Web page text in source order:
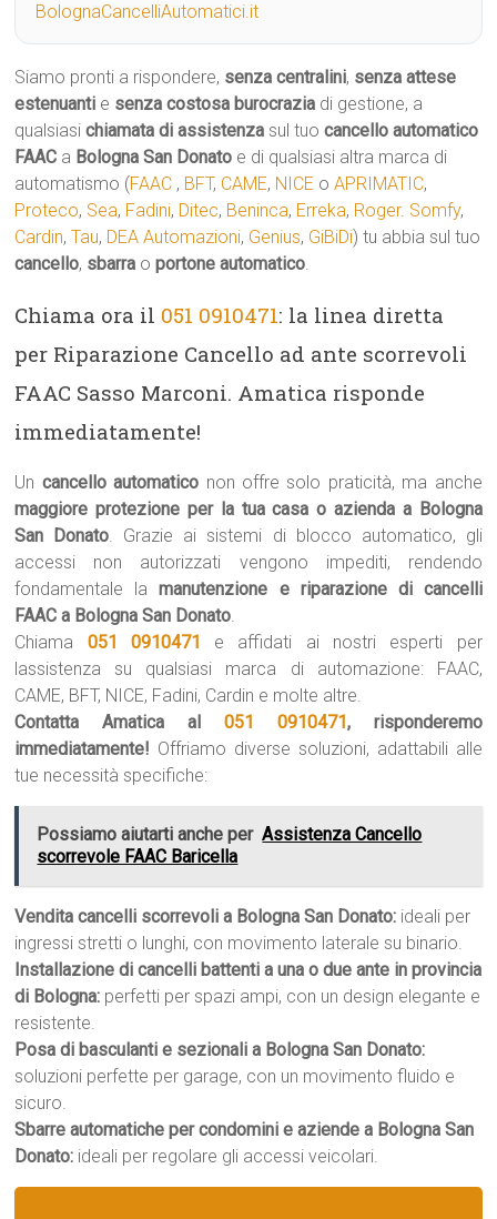
BolognaCancelliAutomatici.it
Siamo pronti a rispondere, senza centralini, senza attese
estenuanti e senza costosa burocrazia di gestione, a
qualsiasichiamata di assistenza sul tuocancello automatico
FAAC a Bologna San Donato e di qualsiasi altra marca di
automatismo (FAAC , BFT, CAME, NICE oAPRIMATIC,
Proteco, Sea, Fadini, Ditec, Beninca, Erreka, Roger. Somfy,
Cardin,Tau, DEA Automazioni, Genius, GiBiDi) tu abbia sul tuo
cancello, sbarra oportone automatico.
Chiama ora il 051 0910471: la linea diretta
per Riparazione Cancello ad ante scorrevoli
FAAC Sasso Marconi. Amatica risponde
immediatamente!
Un cancello automatico non offre solo praticità, ma anche
maggiore protezione per la tua casa o azienda a Bologna
San Donato. Grazie ai sistemi di blocco automatico, gli
accessi non autorizzati vengono impediti, rendendo
fondamentale lamanutenzione e riparazione di cancelli
FAAC a Bologna San Donato.
Chiama 051 0910471
e affidati ai nostri esperti per
lassistenza su qualsiasi marca di automazione: FAAC,
CAME, BFT, NICE, Fadini, Cardin e molte altre.
Contatta Amatica al 051 0910471, risponderemo
immediatamente! Offriamo diverse soluzioni, adattabili alle
tue necessità specifiche:
Possiamo aiutarti anche per Assistenza Cancello
scorrevole FAAC Baricella
Vendita cancelli scorrevoli a Bologna San Donato: ideali per
ingressi stretti o lunghi, con movimento laterale su binario.
Installazione di cancelli battenti a una o due ante in provincia
di Bologna: perfetti per spazi ampi, con un design elegante e
resistente.
Posa di basculanti e sezionali a Bologna San Donato:
soluzioni perfette per garage, con un movimento fluido e
sicuro.
Sbarre automatiche per condomini e aziende a Bologna San
Donato: ideali per regolare gli accessi veicolari.